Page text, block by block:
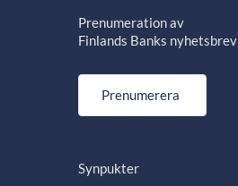
Prenumeration av
Finlands Banks nyhetsbrev
Prenumerera
Synpukter